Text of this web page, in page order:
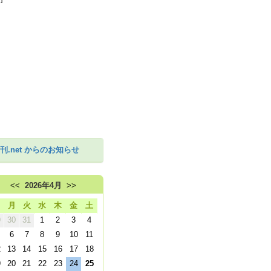
.net からのお知らせ
<< 2026年4月 >>
月 火 水 木 金
土
30 31 1 2 3
4
6 7 8 9 10
11
13 14 15 16 17
18
20 21 22 23 24 25